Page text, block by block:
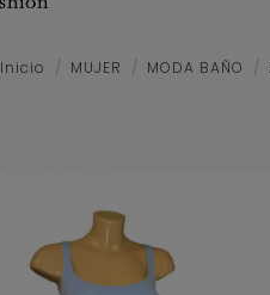
Inicio MUJER MODA BAÑO